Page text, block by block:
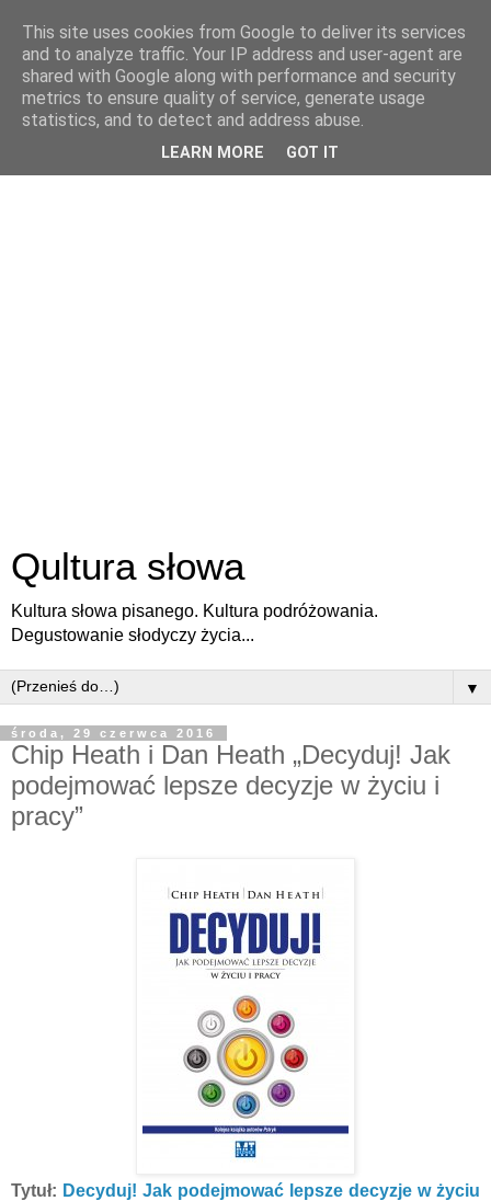
Qultura słowa
Kultura słowa pisanego. Kultura podróżowania.
Degustowanie słodyczy życia...
▼
środa, 29 czerwca 2016
Chip Heath i Dan Heath „Decyduj! Jak
podejmować lepsze decyzje w życiu i
pracy”
Tytuł: Decyduj! Jak podejmować lepsze decyzje w życiu
This site uses cookies from Google to deliver its services
and to analyze traffic. Your IP address and user-agent are
shared with Google along with performance and security
metrics to ensure quality of service, generate usage
statistics, and to detect and address abuse.
LEARN MORE GOT IT